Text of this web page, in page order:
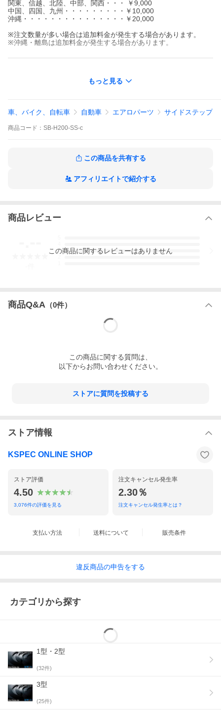
関東、信越、北陸、中部、関西・・・ ￥9,000
中国、四国、九州・・・・・・・・・￥10,000
沖縄・・・・・・・・・・・・・・・￥20,000
※注文数量が多い場合は追加料金が発生する場合があります。
※沖縄・離島は追加料金が発生する場合があります。
200系ハイエース/レジアスエース…TRH[KDH]2## 前期
■年式 H16.08-H22.07
■車高ダウン量
本体/フィットモール/取付ネジ/両面テープ/取付説明書
■材質 FRP/黒ゲルコート
・フィッティングを高めるスーパーフィットモール付属。ボディ
との接触やキズを防ぎ一体感もアップ
・受注生産のため返品キャンセルはできません
・純正色塗装をご希望の方はカラーコードを選択してください
もっと見る
車、バイク、自転車 自動車 エアロパーツ サイドステップ
商品 コード： SB-H200-SS-c
この商品を共有する
アフィリエイトで紹介する
商品レビュー
3
この商品に関するレビューはありません
商品Q&A （0件）
この商品に関する質問は、
以下からお問い合わせください。
ストアに質問を投稿する
ストア情報
KSPEC ONLINE SHOP
ストア評価
4.50
3,076件の評価を見る
注文キャンセル発生率
2.30％
注文キャンセル発生率とは？
支払い方法 送料について 販売条件
違反商品の申告をする
カテゴリから探す
1型・2型
(32件)
3型
(25件)